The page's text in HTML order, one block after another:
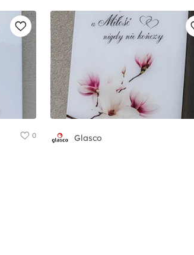
0 Glasco